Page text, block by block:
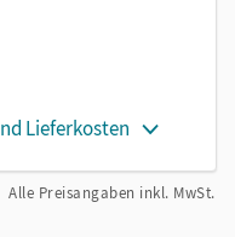
Lieferkosten
Alle Preisangaben inkl. MwSt.